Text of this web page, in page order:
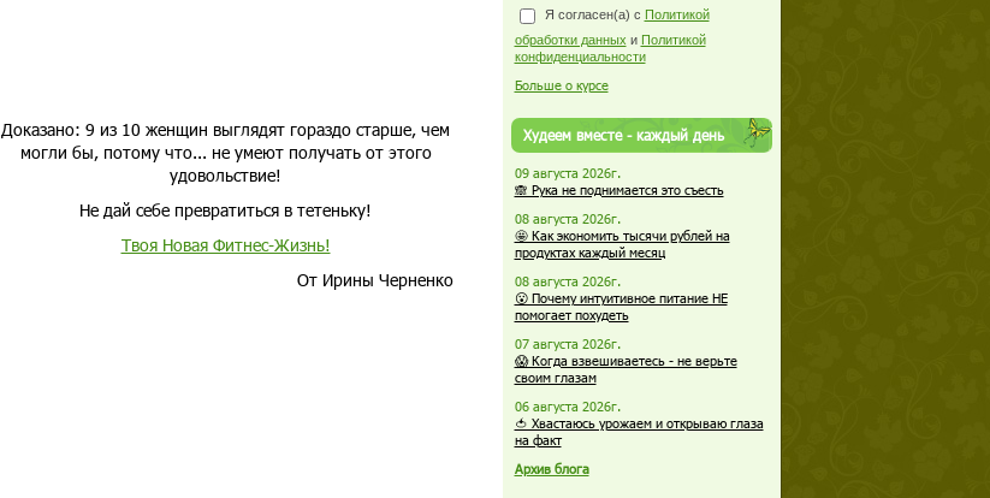
Доказано: 9 из 10 женщин выглядят гораздо старше, чем
могли бы, потому что... не умеют получать от этого
удовольствие!
Не дай себе превратиться в тетеньку!
Твоя Новая Фитнес-Жизнь!
От Ирины Черненко
Я согласен(а) с Политикой
обработки данных и Политикой
конфиденциальности
Больше о курсе
Худеем вместе - каждый день
09 августа 2026г.
🙈 Рука не поднимается это съесть
08 августа 2026г.
🤩 Как экономить тысячи рублей на
продуктах каждый месяц
08 августа 2026г.
😮 Почему интуитивное питание НЕ
помогает похудеть
07 августа 2026г.
😱 Когда взвешиваетесь - не верьте
своим глазам
06 августа 2026г.
🍅 Хвастаюсь урожаем и открываю глаза
на факт
Архив блога